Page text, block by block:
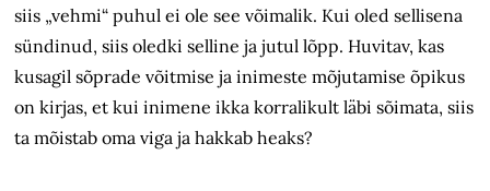
siis „vehmi“ puhul ei ole see võimalik. Kui oled sellisena
sündinud, siis oledki selline ja jutul lõpp. Huvitav, kas
kusagil sõprade võitmise ja inimeste mõjutamise õpikus
on kirjas, et kui inimene ikka korralikult läbi sõimata, siis
ta mõistab oma viga ja hakkab heaks?